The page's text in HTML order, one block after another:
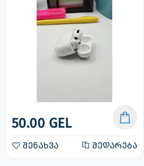
50.00 GEL
შენახვა შედარება